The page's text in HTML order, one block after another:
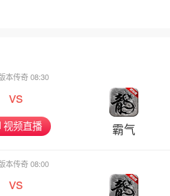
本传奇 08:30
vs
视频直播 霸气
本传奇 08:00
vs